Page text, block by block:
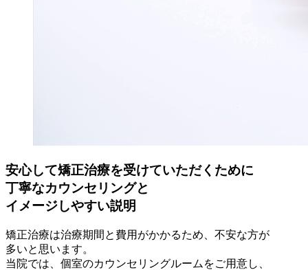
安心して矯正治療を受けていただくために
丁寧なカウンセリングと
イメージしやすい説明
矯正治療は治療期間と費用がかかるため、不安な方が
多いと思います。
当院では、個室のカウンセリングルームをご用意し、